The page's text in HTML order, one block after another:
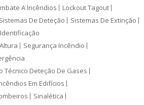
A Incêndios
Lockout Tagout
Sistemas De Deteção
Sistemas De Extinção
Segurança Incêndio
Técnico Deteção De Gases
Em Edifícios
Sinalética